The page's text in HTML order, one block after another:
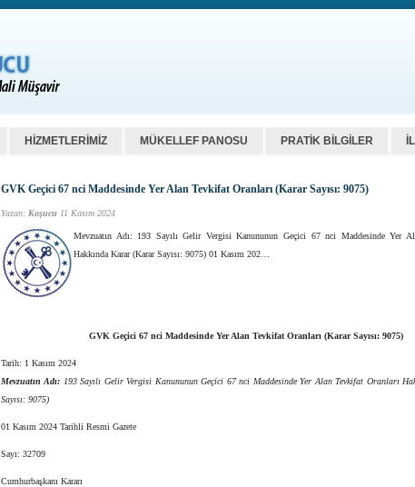
HİZMETLERİMİZ MÜKELLEF PANOSU PRATİK BİLGİLER
GVK Geçici 67 nci Maddesinde Yer Alan Tevkifat Oranları (Karar Sayısı: 9075)
Yazan: Koşucu 11 Kasım 2024
Mevzuatın Adı: 193 Sayılı Gelir Vergisi Kanununun Geçici 67 nci Maddesinde Yer
Hakkında Karar (Karar Sayısı: 9075) 01 Kasım 202…
GVK Geçici 67 nci Maddesinde Yer Alan Tevkifat Oranları (Karar Sayısı: 9075)
Tarih: 1 Kasım 2024
Mevzuatın Adı: 193 Sayılı Gelir Vergisi Kanununun Geçici 67 nci Maddesinde Yer Alan Tevkifat Oranları
Sayısı: 9075)
01 Kasım 2024 Tarihli Resmi Gazete
Sayı: 32709
Cumhurbaşkanı Kararı